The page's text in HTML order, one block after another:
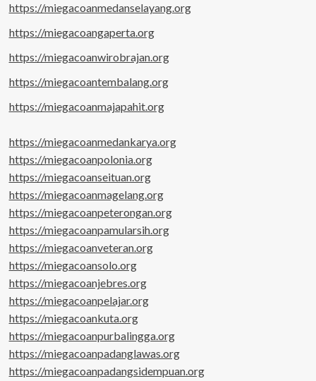
https://miegacoanmedanselayang.org
https://miegacoangaperta.org
https://miegacoanwirobrajan.org
https://miegacoantembalang.org
https://miegacoanmajapahit.org
https://miegacoanmedankarya.org
https://miegacoanpolonia.org
https://miegacoanseituan.org
https://miegacoanmagelang.org
https://miegacoanpeterongan.org
https://miegacoanpamularsih.org
https://miegacoanveteran.org
https://miegacoansolo.org
https://miegacoanjebres.org
https://miegacoanpelajar.org
https://miegacoankuta.org
https://miegacoanpurbalingga.org
https://miegacoanpadanglawas.org
https://miegacoanpadangsidempuan.org